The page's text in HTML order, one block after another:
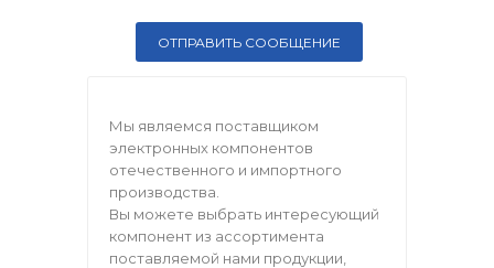
Мы являемся поставщиком
электронных компонентов
отечественного и импортного
производства.
Вы можете выбрать интересующий
компонент из ассортимента
поставляемой нами продукции,